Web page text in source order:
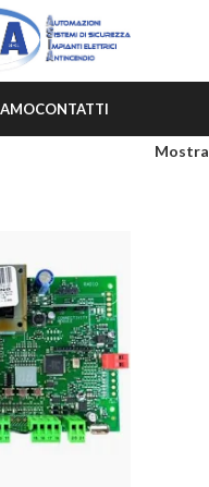
CONTATTI
Mostra